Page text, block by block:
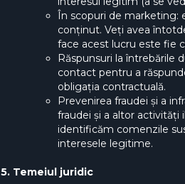
În scopuri de marketing:
conținut. Veți avea
face acest lucru este fie
Răspunsuri la întrebările
contact pentru a
obligația contractuală.
Prevenirea fraudei și a
fraudei și a altor
identificăm comenzile
interesele legitime.
5. Temeiul juridic